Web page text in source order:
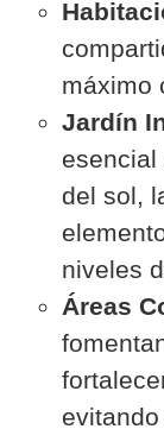
máximo
Jardín
esencial
del sol,
niveles
Áreas